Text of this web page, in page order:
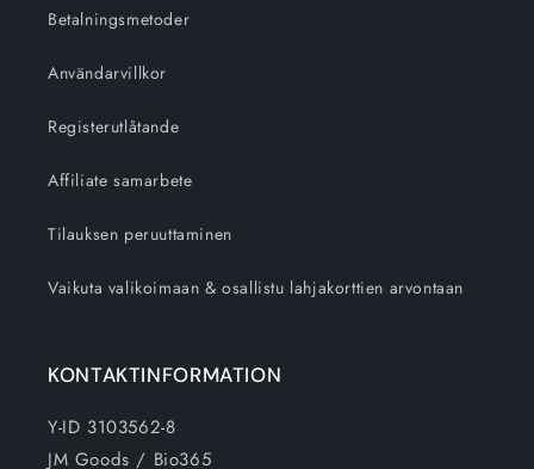
Betalningsmetoder
Användarvillkor
Registerutlåtande
Affiliate samarbete
Tilauksen peruuttaminen
Vaikuta valikoimaan & osallistu lahjakorttien arvontaan
KONTAKTINFORMATION
Y-ID 3103562-8
JM Goods / Bio365